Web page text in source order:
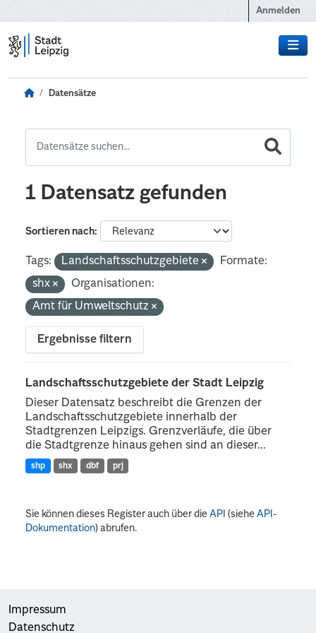
Anmelden
Datensätze
1 Datensatz gefunden
Sortieren nach
Tags: Landschaftsschutzgebiete
Formate:
shx
Organisationen:
Amt für Umweltschutz
Ergebnisse filtern
Landschaftsschutzgebiete der Stadt Leipzig
Dieser Datensatz beschreibt die Grenzen der
Landschaftsschutzgebiete innerhalb der
Stadtgrenzen Leipzigs. Grenzverläufe, die über
die Stadtgrenze hinaus gehen sind an dieser...
shp shx dbf prj
Sie können dieses Register auch über dieAPI (sieheAPI-
Dokumentation) abrufen.
Impressum
Datenschutz